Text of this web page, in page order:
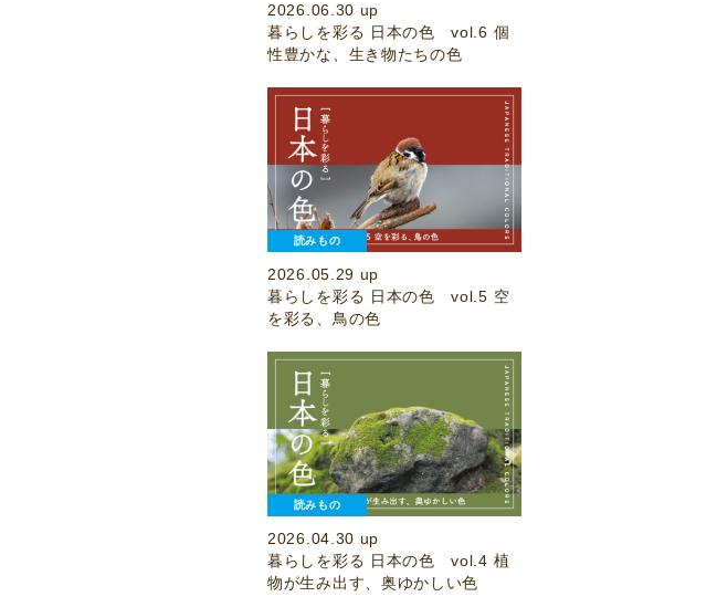
2026.06.30 up
暮らしを彩る 日本の色 vol.6 個
性豊かな、生き物たちの色
読みもの
2026.05.29 up
暮らしを彩る 日本の色 vol.5 空
を彩る、鳥の色
読みもの
2026.04.30 up
暮らしを彩る 日本の色 vol.4 植
物が生み出す、奥ゆかしい色